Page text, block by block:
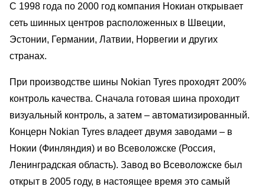
С 1998 года по 2000 год компания Нокиан открывает
сеть шинных центров расположенных в Швеции,
Эстонии, Германии, Латвии, Норвегии и других
странах.
При производстве шины Nokian Tyres проходят 200%
контроль качества. Сначала готовая шина проходит
визуальный контроль, а затем – автоматизированный.
Концерн Nokian Tyres владеет двумя заводами – в
Нокии (Финляндия) и во Всеволожске (Россия,
Ленинградская область). Завод во Всеволожске был
открыт в 2005 году, в настоящее время это самый